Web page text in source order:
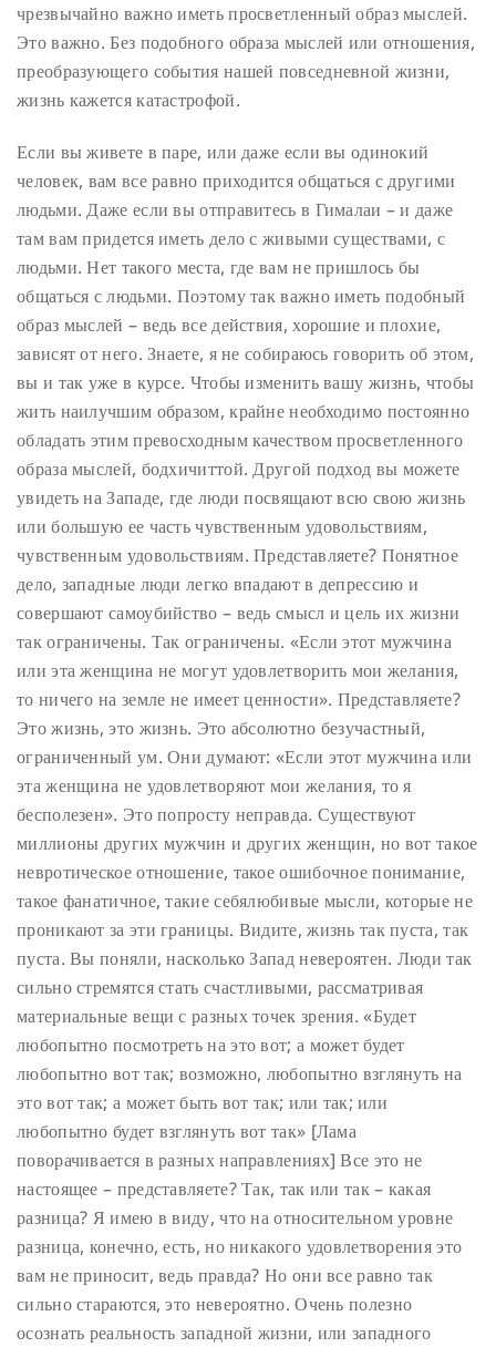
чрезвычайно важно иметь просветленный образ мыслей.
Это важно. Без подобного образа мыслей или отношения,
преобразующего события нашей повседневной жизни,
жизнь кажется катастрофой.
Если вы живете в паре, или даже если вы одинокий
человек, вам все равно приходится общаться с другими
людьми. Даже если вы отправитесь в Гималаи – и даже
там вам придется иметь дело с живыми существами, с
людьми. Нет такого места, где вам не пришлось бы
общаться с людьми. Поэтому так важно иметь подобный
образ мыслей – ведь все действия, хорошие и плохие,
зависят от него. Знаете, я не собираюсь говорить об этом,
вы и так уже в курсе. Чтобы изменить вашу жизнь, чтобы
жить наилучшим образом, крайне необходимо постоянно
обладать этим превосходным качеством просветленного
образа мыслей, бодхичиттой. Другой подход вы можете
увидеть на Западе, где люди посвящают всю свою жизнь
или большую ее часть чувственным удовольствиям,
чувственным удовольствиям. Представляете? Понятное
дело, западные люди легко впадают в депрессию и
совершают самоубийство – ведь смысл и цель их жизни
так ограничены. Так ограничены. «Если этот мужчина
или эта женщина не могут удовлетворить мои желания,
то ничего на земле не имеет ценности». Представляете?
Это жизнь, это жизнь. Это абсолютно безучастный,
ограниченный ум. Они думают: «Если этот мужчина или
эта женщина не удовлетворяют мои желания, то я
бесполезен». Это попросту неправда. Существуют
миллионы других мужчин и других женщин, но вот такое
невротическое отношение, такое ошибочное понимание,
такое фанатичное, такие себялюбивые мысли, которые не
проникают за эти границы. Видите, жизнь так пуста, так
пуста. Вы поняли, насколько Запад невероятен. Люди так
сильно стремятся стать счастливыми, рассматривая
материальные вещи с разных точек зрения. «Будет
любопытно посмотреть на это вот; а может будет
любопытно вот так; возможно, любопытно взглянуть на
это вот так; а может быть вот так; или так; или
любопытно будет взглянуть вот так» [Лама
поворачивается в разных направлениях] Все это не
настоящее – представляете? Так, так или так – какая
разница? Я имею в виду, что на относительном уровне
разница, конечно, есть, но никакого удовлетворения это
вам не приносит, ведь правда? Но они все равно так
сильно стараются, это невероятно. Очень полезно
осознать реальность западной жизни, или западного